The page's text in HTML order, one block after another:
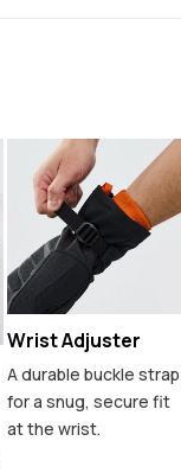
Wrist Adjuster
A durable buckle strap
for a snug, secure fit
at the wrist.